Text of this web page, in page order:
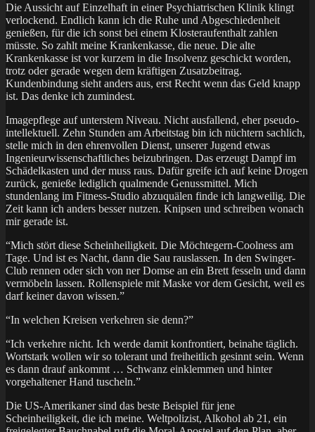
Die Aussicht auf Einzelhaft in einer Psychiatrischen Klinik klingt
verlockend. Endlich kann ich die Ruhe und Abgeschiedenheit
genießen, für die ich sonst bei einem Klosteraufenthalt zahlen
müsste. So zahlt meine Krankenkasse, die neue. Die alte
Krankenkasse ist vor kurzem in die Insolvenz geschickt worden,
trotz oder gerade wegen dem kräftigen Zusatzbeitrag.
Kundenbindung sieht anders aus, erst Recht wenn das Geld knapp
ist. Das denke ich zumindest.
Imagepflege auf unterstem Niveau. Nicht ausfallend, eher pseudo-
intellektuell. Zehn Stunden am Arbeitstag bin ich nüchtern sachlich,
stelle mich in den ehrenvollen Dienst, unserer Jugend etwas
Ingenieurwissenschaftliches beizubringen. Das erzeugt Dampf im
Schädelkasten und der muss raus. Dafür greife ich auf keine Drogen
zurück, genieße lediglich qualmende Genussmittel. Mich
stundenlang im Fitness-Studio abzuquälen finde ich langweilig. Die
Zeit kann ich anders besser nutzen. Knipsen und schreiben wonach
mir gerade ist.
“Mich stört diese Scheinheiligkeit. Die Möchtegern-Coolness am
Tage. Und ist es Nacht, dann die Sau rauslassen. In den Swinger-
Club rennen oder sich von ner Domse an ein Brett fesseln und dann
vermöbeln lassen. Rollenspiele mit Maske vor dem Gesicht, weil es
darf keiner davon wissen.”
“In welchen Kreisen verkehren sie denn?”
“Ich verkehre nicht. Ich werde damit konfrontiert, beinahe täglich.
Wortstark wollen wir so tolerant und freiheitlich gesinnt sein. Wenn
es dann drauf ankommt … Schwanz einklemmen und hinter
vorgehaltener Hand tuscheln.”
Die US-Amerikaner sind das beste Beispiel für jene
Scheinheiligkeit, die ich meine. Weltpolizist, Alkohol ab 21, ein